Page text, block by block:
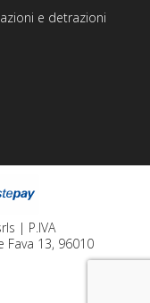
e detrazioni
| P.IVA
Fava 13, 96010